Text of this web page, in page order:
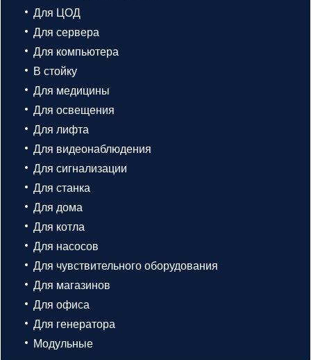
Для ЦОД
Для сервера
Для компьютера
В стойку
Для медицины
Для освещения
Для лифта
Для видеонаблюдения
Для сигнализации
Для станка
Для дома
Для котла
Для насосов
Для чувствительного оборудования
Для магазинов
Для офиса
Для генератора
Модульные